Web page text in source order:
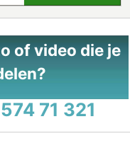
of video die je
71 321